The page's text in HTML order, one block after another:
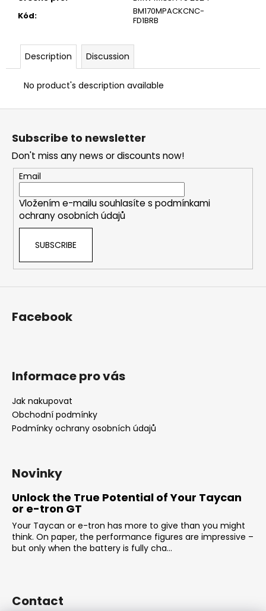
Kód:
BM170MPACKCNC-
FD1BRB
Description Discussion
No product's description available
F
Subscribe to newsletter
Don't miss any news or discounts now!
Email
Vložením e-mailu souhlasíte s podmínkami
ochrany osobních údajů
SUBSCRIBE
Facebook
Informace pro vás
Jak nakupovat
Obchodní podmínky
Podmínky ochrany osobních údajů
Novinky
Unlock the True Potential of Your Taycan
or e-tron GT
Your Taycan or e-tron has more to give than you might
think. On paper, the performance figures are impressive –
but only when the battery is fully cha...
Contact